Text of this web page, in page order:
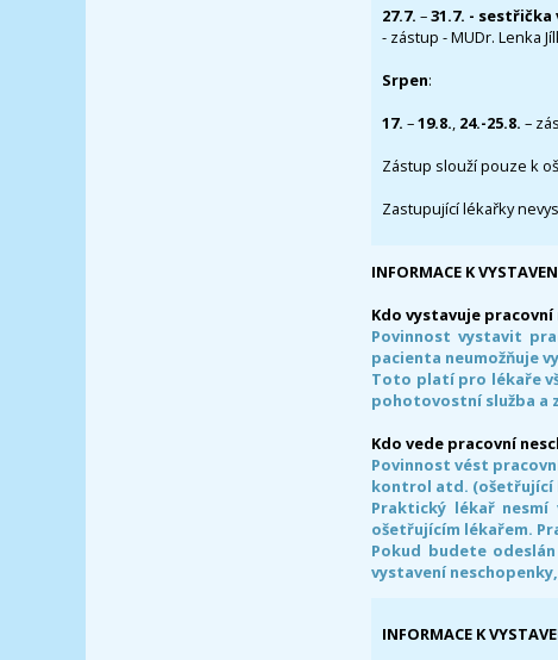
27.7. –31.7. - sestřička
- zástup - MUDr. Lenka
Srpen:
17. –19.8., 24.-25.8. –
Zástup slouží pouze k
Zastupující lékařky
INFORMACE K
Kdo vystavuje
Povinnost vystavit
pacienta neumožňuje
Toto platí pro lékaře
pohotovostní služba a
Kdo vede pracovní
Povinnost vést
kontrol atd. (ošetřující
Praktický lékař
ošetřujícím lékařem.
Pokud budete
vystavení
INFORMACE K